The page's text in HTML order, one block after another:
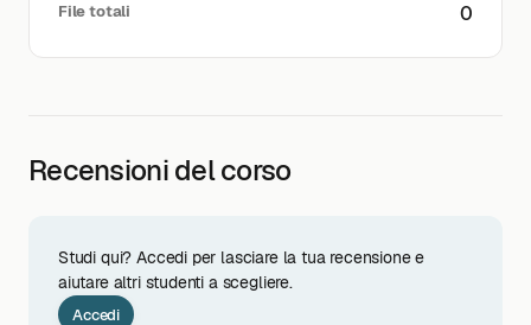
File totali 0
Recensioni del corso
Studi qui? Accedi per lasciare la tua recensione e
aiutare altri studenti a scegliere.
Accedi